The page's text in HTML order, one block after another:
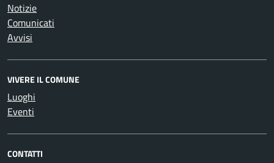
Notizie
Comunicati
Avvisi
VIVERE IL COMUNE
Luoghi
Eventi
CONTATTI